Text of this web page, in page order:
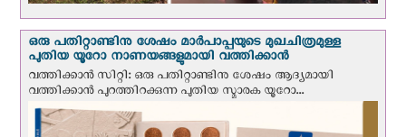
ഒരു പതിറ്റാണ്ടിനു ശേഷം മാർപാപ്പയുടെ മുഖചിത്രമുള്ള
പുതിയ യൂറോ നാണയങ്ങളുമായി വത്തിക്കാന്‍
വത്തിക്കാന്‍ സിറ്റി: ഒരു പതിറ്റാണ്ടിനു ശേഷം ആദ്യമായി
വത്തിക്കാൻ പുറത്തിറക്കുന്ന പുതിയ സ്മാരക യൂറോ...